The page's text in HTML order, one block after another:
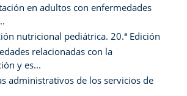
en adultos con enfermedades
nutricional pediátrica. 20.ª Edición
relacionadas con la
y es...
administrativos de los servicios de